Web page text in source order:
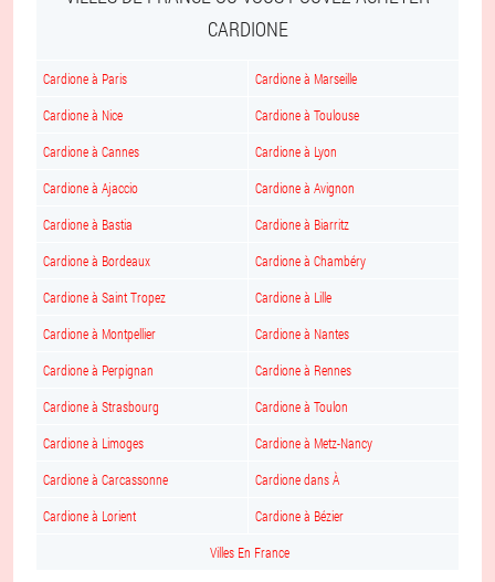
CARDIONE
Cardione à Paris Cardione à Marseille
Cardione à Nice Cardione à Toulouse
Cardione à Cannes Cardione à Lyon
Cardione à Ajaccio Cardione à Avignon
Cardione à Bastia Cardione à Biarritz
Cardione à Bordeaux Cardione à Chambéry
Cardione à Saint Tropez Cardione à Lille
Cardione à Montpellier Cardione à Nantes
Cardione à Perpignan Cardione à Rennes
Cardione à Strasbourg Cardione à Toulon
Cardione à Limoges Cardione à Metz-Nancy
Cardione à Carcassonne Cardione dans À
Cardione à Lorient Cardione à Bézier
Villes En France